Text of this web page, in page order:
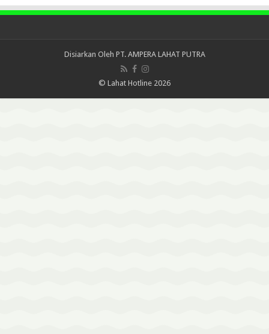
Disiarkan Oleh PT. AMPERA LAHAT PUTRA
© Lahat Hotline 2026